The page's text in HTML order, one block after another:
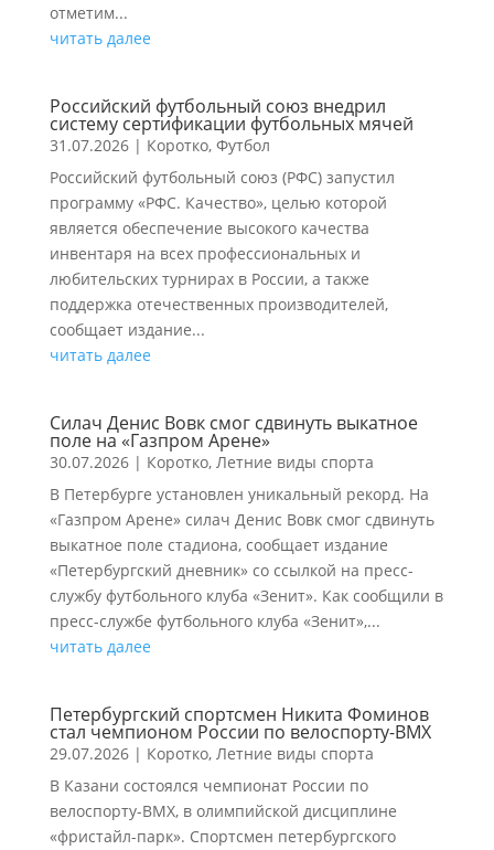
отметим...
читать далее
Российский футбольный союз внедрил
систему сертификации футбольных мячей
31.07.2026| Коротко, Футбол
Российский футбольный союз (РФС) запустил
программу «РФС. Качество», целью которой
является обеспечение высокого качества
инвентаря на всех профессиональных и
любительских турнирах в России, а также
поддержка отечественных производителей,
сообщает издание...
читать далее
Силач Денис Вовк смог сдвинуть выкатное
поле на «Газпром Арене»
30.07.2026| Коротко, Летние виды спорта
В Петербурге установлен уникальный рекорд. На
«Газпром Арене» силач Денис Вовк смог сдвинуть
выкатное поле стадиона, сообщает издание
«Петербургский дневник» со ссылкой на пресс-
службу футбольного клуба «Зенит». Как сообщили в
пресс-службе футбольного клуба «Зенит»,...
читать далее
Петербургский спортсмен Никита Фоминов
стал чемпионом России по велоспорту-ВМХ
29.07.2026| Коротко, Летние виды спорта
В Казани состоялся чемпионат России по
велоспорту-ВМХ, в олимпийской дисциплине
«фристайл-парк». Спортсмен петербургского